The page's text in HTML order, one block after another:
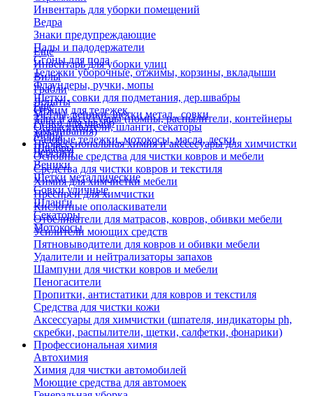
Инвентарь для уборки помещений
Ведра
Знаки предупреждающие
Пады и падодержатели
Сгоны для пола
Тележки уборочные, отжимы, корзины, вкладыши
Флаундеры, ручки, мопы
Щетки, совки для подметания, дер.швабры
Отжим для тележек
Ручки для швабр
Мопы
Швабры
Еще
Инвентарь для уборки улиц
Вилы
Грабли
Лопаты
Метлы, веники, щетки метал., совки
Опрыскиватели, шланги, секаторы
Садовые тележки, мотокосы, масла, лески
Черенки
Веники
Щетки металлические
Совки уличные
Шланги
Секаторы
Мотокосы
Еще
Тара и аксессуары (помпы, распылители, контейнеры
замачивания)
Профессиональная химия и акссесуары для химчистки
Основные средства для чистки ковров и мебели
Средства для чистки ковров и текстиля
Химия для химчистки мебели
Преспреи для химчистки
Кислотные ополаскиватели
Отбеливатели для матрасов, ковров, обивки мебели
Усилители моющих средств
Пятновыводители для ковров и обивки мебели
Удалители и нейтрализаторы запахов
Шампуни для чистки ковров и мебели
Пеногасители
Пропитки, антистатики для ковров и текстиля
Средства для чистки кожи
Аксессуары для химчистки (шпателя, индикаторы ph,
скребки, распылители, щетки, салфетки, фонарики)
Профессиональная химия
Автохимия
Химия для чистки автомобилей
Моющие средства для автомоек